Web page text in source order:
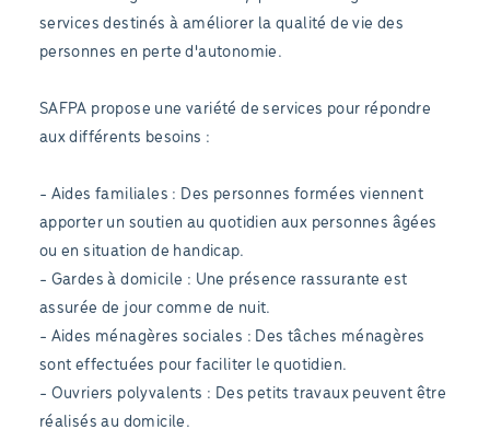
services destinés à améliorer la qualité de vie des
personnes en perte d'autonomie.
SAFPA propose une variété de services pour répondre
aux différents besoins :
- Aides familiales : Des personnes formées viennent
apporter un soutien au quotidien aux personnes âgées
ou en situation de handicap.
- Gardes à domicile : Une présence rassurante est
assurée de jour comme de nuit.
- Aides ménagères sociales : Des tâches ménagères
sont effectuées pour faciliter le quotidien.
- Ouvriers polyvalents : Des petits travaux peuvent être
réalisés au domicile.